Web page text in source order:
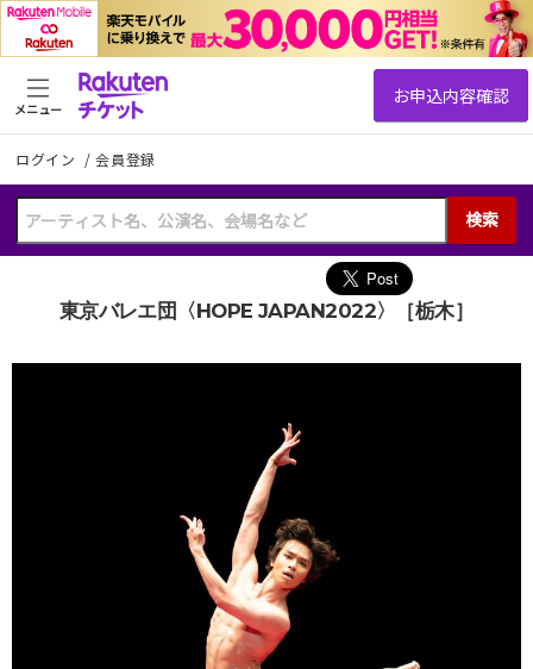
ログイン /会員登録
検索
メニュー
東京バレエ団〈HOPE JAPAN2022〉［栃木］